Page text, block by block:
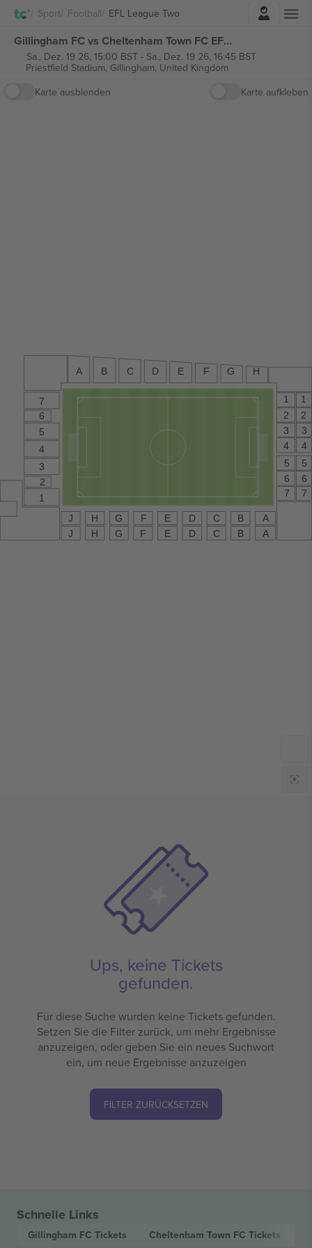
Sport Football EFL League TwoEinloggen
Gillingham FC vs Cheltenham Town FC EFL League Two tickets
Sa., Dez. 19 26, 15:00 BST- Sa., Dez. 19 26, 16:45 BST
Priestfield Stadium, Gillingham, United Kingdom
Karte ausblenden
Karte aufkleben
A B C D E F G H
1
2
3
4
5
6
7
1
2
3
4
5
6
7
7
6
5
4
3
2
1
A
B
C
D
E
F
G
H
J
A
B
C
D
E
F
G
H
J
Ups, keine Tickets
gefunden.
Für diese Suche wurden keine Tickets gefunden.
Setzen Sie die Filter zurück, um mehr Ergebnisse
anzuzeigen, oder geben Sie ein neues Suchwort
ein, um neue Ergebnisse anzuzeigen
FILTER ZURÜCKSETZEN
Schnelle Links
Gillingham FC Tickets Cheltenham Town FC Tickets